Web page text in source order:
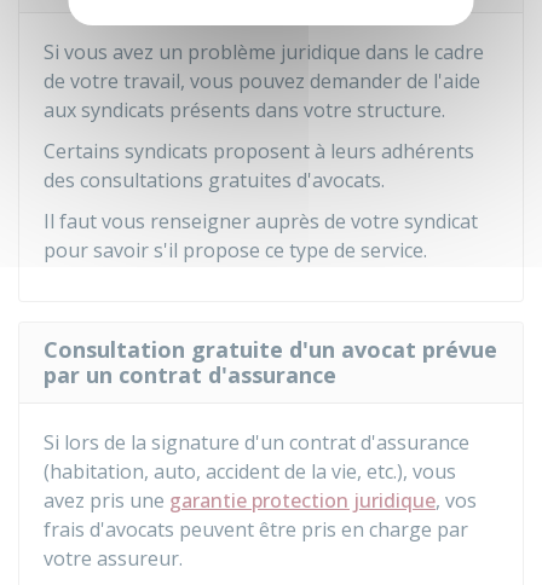
Si vous avez un problème juridique dans le cadre
de votre travail, vous pouvez demander de l'aide
aux syndicats présents dans votre structure.
Certains syndicats proposent à leurs adhérents
des consultations gratuites d'avocats.
Il faut vous renseigner auprès de votre syndicat
pour savoir s'il propose ce type de service.
Consultation gratuite d'un avocat prévue
par un contrat d'assurance
Si lors de la signature d'un contrat d'assurance
(habitation, auto, accident de la vie, etc.), vous
avez pris une garantie protection juridique, vos
frais d'avocats peuvent être pris en charge par
votre assureur.